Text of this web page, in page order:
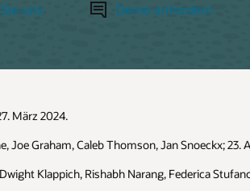
uns Demo anfordern
März 2024.
Joe Graham, Caleb Thomson, Jan Snoeckx; 23.
Klappich, Rishabh Narang, Federica